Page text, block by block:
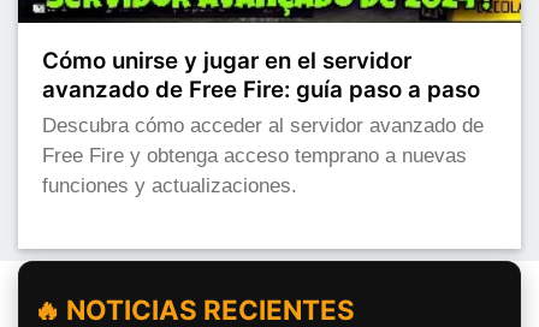
Cómo unirse y jugar en el servidor
avanzado de Free Fire: guía paso a paso
Descubra cómo acceder al servidor avanzado de
Free Fire y obtenga acceso temprano a nuevas
funciones y actualizaciones.
🔥 NOTICIAS RECIENTES